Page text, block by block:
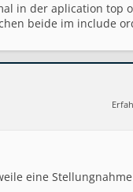
in der aplication top
beide im include
eine